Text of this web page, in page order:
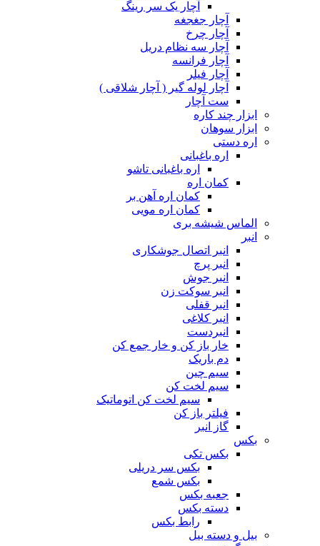
آچار یک سر رینگ
آچار جغجغه
آچار چرخ
آچار سه نظام دریل
آچار فرانسه
آچار فیلر
آچار لوله گیر ( آچار شلاقی )
ست آچار
ابزار چند کاره
ابزار سوهان
اره دستی
اره باغبانی
اره باغبانی تاشو
کمان اره
کمان اره آهن بر
کمان اره مویی
الماس شیشه بری
انبر
انبر اتصال جوشکاری
انبر پرچ
انبر جوش
انبر سوکت زن
انبر قفلی
انبر کلاغی
انبردست
خار باز کن و خار جمع کن
دم باریک
سیم چین
سیم لخت کن
سیم لخت کن اتوماتیک
فیلتر باز کن
گاز انبر
بکس
بکس تکی
بکس سر دریلی
بکس شمع
جعبه بکس
دسته بکس
رابط بکس
بیل و دسته بیل